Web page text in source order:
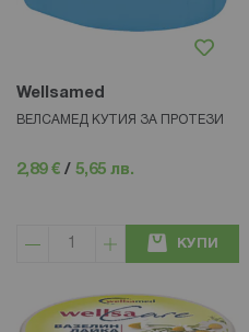
Wellsamed
ВЕЛСАМЕД КУТИЯ ЗА ПРОТЕЗИ
2,89 € / 5,65 лв.
КУПИ